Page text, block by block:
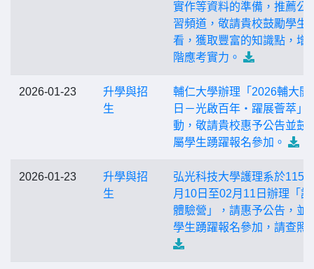
實作等資料的準備，推薦公
習頻道，敬請貴校鼓勵學生
看，獲取豐富的知識點，增
階應考實力。
2026-01-23
升學與招
生
輔仁大學辦理「2026輔大開
日－光啟百年・躍展薈萃」
動，敬請貴校惠予公告並鼓
屬學生踴躍報名參加。
2026-01-23
升學與招
生
弘光科技大學護理系於115
月10日至02月11日辦理「護
體驗營」，請惠予公告，並
學生踴躍報名參加，請查照